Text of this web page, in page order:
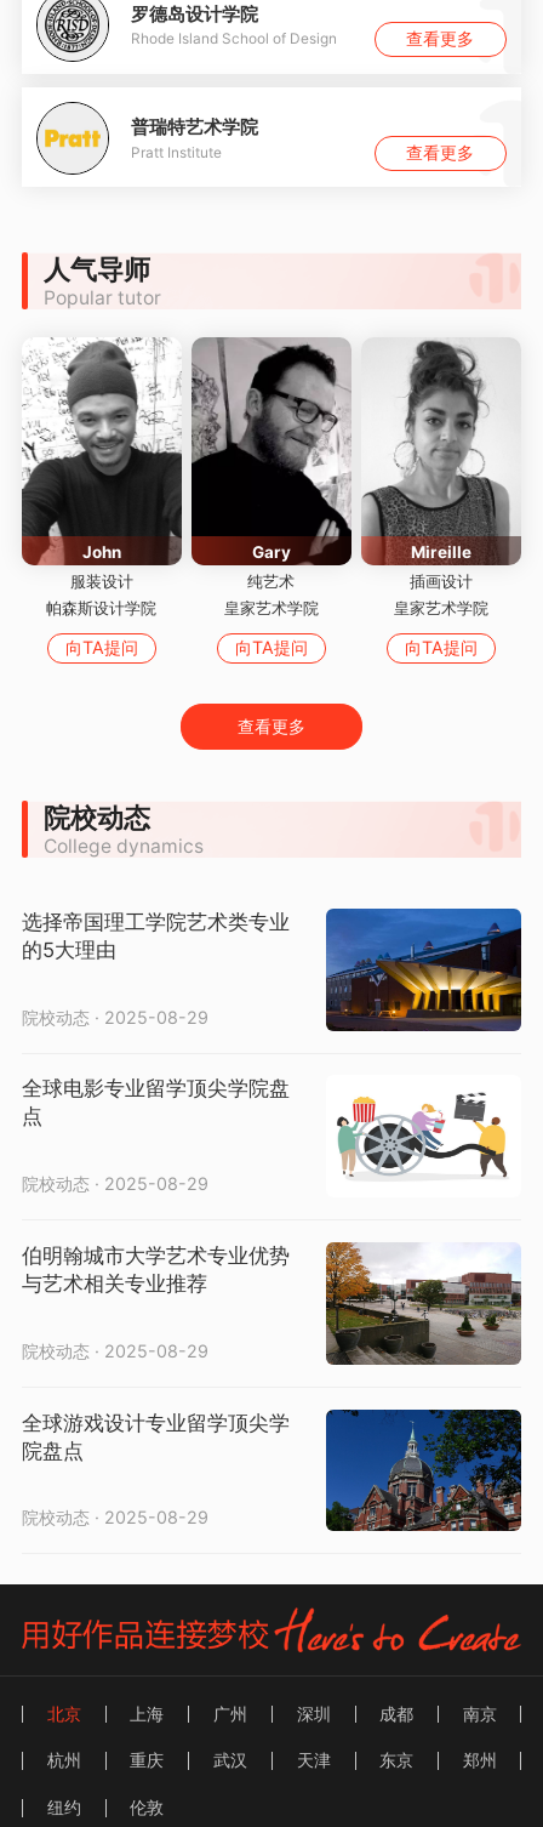
罗德岛设计学院
Rhode Island School of Design 查看更多
普瑞特艺术学院
Pratt Institute 查看更多
人气导师
Popular tutor
John
服装设计
帕森斯设计学院
向TA提问
Gary
纯艺术
皇家艺术学院
向TA提问
Mireille
插画设计
皇家艺术学院
向TA提问
查看更多
院校动态
College dynamics
选择帝国理工学院艺术类专业
的5大理由
院校动态 · 2025-08-29
全球电影专业留学顶尖学院盘
点
院校动态 · 2025-08-29
伯明翰城市大学艺术专业优势
与艺术相关专业推荐
院校动态 · 2025-08-29
全球游戏设计专业留学顶尖学
院盘点
院校动态 · 2025-08-29
北京 上海 广州 深圳 成都 南京
杭州 重庆 武汉 天津 东京 郑州
纽约 伦敦